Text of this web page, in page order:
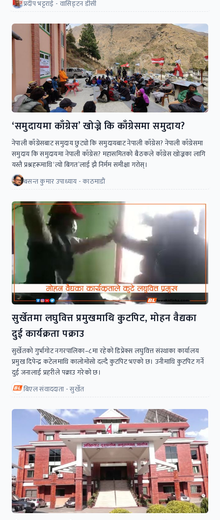
प्रदीप भट्टराई - वासिङ्टन डीसी
‘समुदायमा काँग्रेस’ खोज्ने कि काँग्रेसमा समुदाय?
नेपाली काँग्रेसबाट समुदाय छुट्यो कि समुदायबाट नेपाली काँग्रेस? नेपाली काँग्रेसमा
समुदाय कि समुदायमा नेपाली काँग्रेस? महासमितको बैठकले काँग्रेस खोज्नका लागि
यस्तै प्रश्नहरूमाथि ‘त्यो बिगत’लाई झै निर्मम समीक्षा गरोस्।
बसन्त कुमार उपाध्याय - काठमाडाैं
सुर्खेतमा लघुवित्त प्रमुखमाथि कुटपिट, मोहन वैद्यका
दुई कार्यक्रता पक्राउ
सुर्खेतको गुर्भागोट नगरपालिका–८मा रहेको डिप्रेक्स लघुवित्त संस्थाका कार्यालय
प्रमुख दिपेन्द्र कटेलमाथि कालोमोसो दल्दै कुटपिट भएको छ। उनीमाथि कुटपिट गर्ने
दुई जनालाई प्रहरीले पक्राउ गरेको छ।
बिएल संवाददाता - सुर्खेत